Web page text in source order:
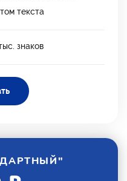
текста
знаков